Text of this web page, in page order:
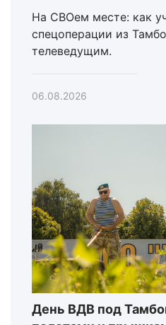
На СВОем месте: как
спецоперации из
телеведущим.
06.08.2026
День ВДВ под